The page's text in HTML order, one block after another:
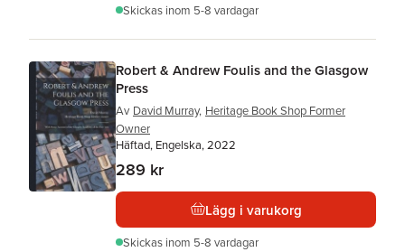
Skickas inom 5-8 vardagar
Robert & Andrew Foulis and the Glasgow
Press
Av David Murray, Heritage Book Shop Former
Owner
Häftad, Engelska, 2022
289 kr
Lägg i varukorg
Skickas inom 5-8 vardagar